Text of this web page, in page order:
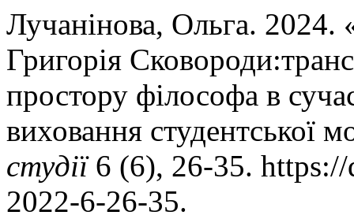
Лучанінова, Ольга. 2024.
Григорія
простору філософа в
виховання студентської
студії6 (6), 26-35.
2022-6-26-35.